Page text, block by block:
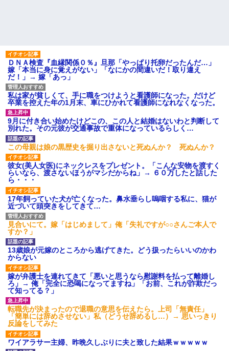
私「初めて飲む味だけどなん
のお茶？」彼「ちっ！」私「」
【GIF】JSのカンチョーワロ
タ
後続車にクラクションを鳴ら
され彼氏が逆切れ。「何クラク
ション鳴らしてんだ！降りてこ
いよ！」と怒鳴りだし...
【衝撃】報酬100万円超の治験
募集がこちらｗｗｗｗｗ(※画像
あり)
【ネット騒然】惨殺されたタ
ワマン頂き女子のこの動画、す
げえええええｗｗｗｗｗｗｗｗ
ｗｗｗ
【愕然】白のクラウン俺氏、
高速道路左車線を制限速度で走
った結果wwwwwwwwwwww
百年の恋12-899 食べた量を
張り合ってくる
【悲報】佐藤輝明・・・２軍
でも盛大にやらかす←あまり悲
しませないでくれ
先生から電話があったんだけ
ど、「～とか～」「～とか考え
て～」と何度も言ってたのが耳
主な税金の成り立ちを調べて
みたよ
ＤＮＡ検査『血縁関係０％』旦那「やっぱり托卵だったんだ…」
嫁「本当に身に覚えがない」「なにかの間違いだ！取り違え
だ！」→ 嫁「あっ」
私は家が貧しくて、手に職をつけようと看護師になった。だけど
卒業を控えた年の1月末、車にひかれて看護師になれなくなった。
9月に付き合い始めたけどこの、この人と結婚はないわと判断して
別れた。その元彼が交通事故で重体になっているらしく…
この母親は娘の黒歴史を掘り出さないと死ぬんか？ 死ぬんか？
彼女(美人女医)にネックレスをプレゼント。「こんな安物を渡すく
らいなら、渡さないほうがマシだからね」→ ６０万したと話した
ら・・・
17年飼っていた犬が亡くなった。鼻水垂らし嗚咽する私に、猫が
近づいて頭突きをしてきて…
見合いにて。嫁「はじめまして」俺「失礼ですが○○さんご本人で
すか？」
13歳娘が元嫁のところから逃げてきた。どう扱ったらいいのかわ
からない
嫁が弁護士を連れてきて「悪いと思うなら慰謝料を払って離婚し
ろ」→ 俺「完全に恐喝になってますね」「お前、これが詐欺だっ
て知ってる？」
転職先が決まったので退職の意思を伝えたら。上司「無責任」
「簡単には辞めさせない」私（どうせ辞めるし…）→ 思いっきり
反論をしてみた
ワイアラサー主婦、昨晩久しぶりに夫と致した結果ｗｗｗｗｗ